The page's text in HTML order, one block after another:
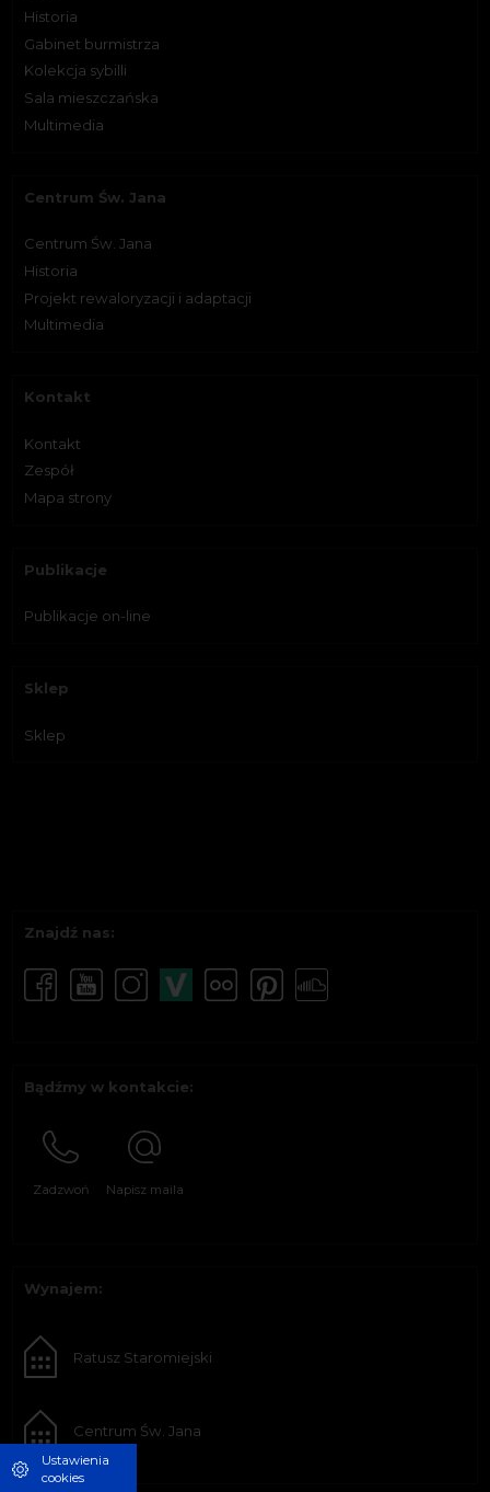
Historia
Gabinet burmistrza
Kolekcja sybilli
Sala mieszczańska
Multimedia
Centrum Św. Jana
Centrum Św. Jana
Historia
Projekt rewaloryzacji i adaptacji
Multimedia
Kontakt
Kontakt
Zespół
Mapa strony
Publikacje
Publikacje on-line
Sklep
Sklep
Znajdź nas:
Bądźmy w kontakcie:
Zadzwoń Napisz maila
Wynajem:
Ratusz Staromiejski
Centrum Św. Jana
Ustawienia
cookies